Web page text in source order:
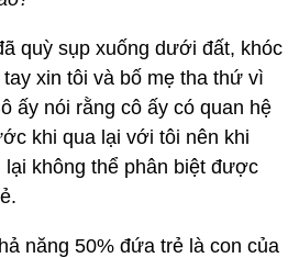
quỳ sụp xuống dưới đất, khóc
xin tôi và bố mẹ tha thứ vì
ấy nói rằng cô ấy có quan hệ
khi qua lại với tôi nên khi
lại không thể phân biệt được
năng 50% đứa trẻ là con của